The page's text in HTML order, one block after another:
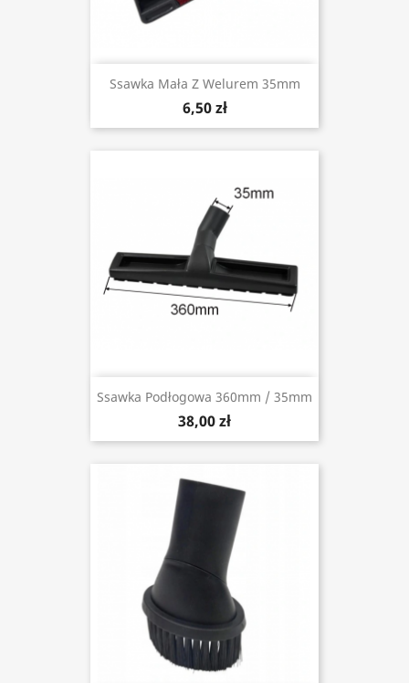
Ssawka Mała Z Welurem 35mm
6,50 zł
Ssawka Podłogowa 360mm / 35mm
38,00 zł